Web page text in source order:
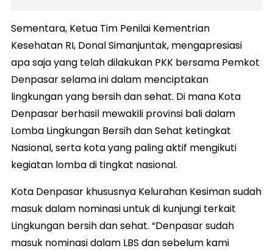
Sementara, Ketua Tim Penilai Kementrian
Kesehatan RI, Donal Simanjuntak, mengapresiasi
apa saja yang telah dilakukan PKK bersama Pemkot
Denpasar selama ini dalam menciptakan
lingkungan yang bersih dan sehat. Di mana Kota
Denpasar berhasil mewakili provinsi bali dalam
Lomba Lingkungan Bersih dan Sehat ketingkat
Nasional, serta kota yang paling aktif mengikuti
kegiatan lomba di tingkat nasional.
Kota Denpasar khususnya Kelurahan Kesiman sudah
masuk dalam nominasi untuk di kunjungi terkait
Lingkungan bersih dan sehat. “Denpasar sudah
masuk nominasi dalam LBS dan sebelum kami